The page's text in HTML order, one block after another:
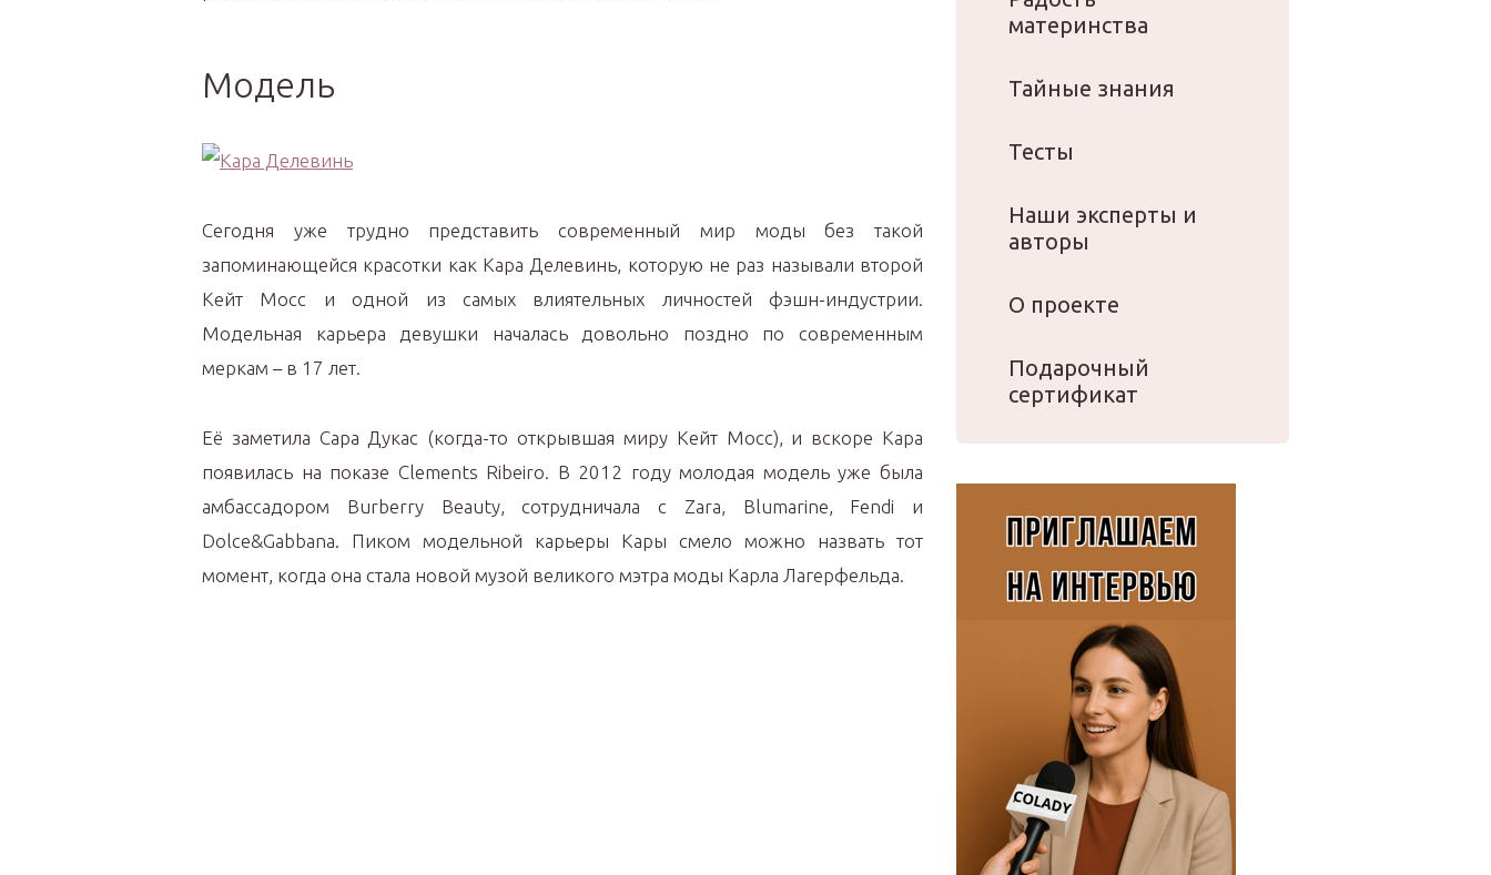
Модель
Сегодня уже трудно представить современный мир моды без такой
запоминающейся красотки как Кара Делевинь, которую не раз называли второй
Кейт Мосс и одной из самых влиятельных личностей фэшн-индустрии.
Модельная карьера девушки началась довольно поздно по современным
меркам – в 17 лет.
Её заметила Сара Дукас (когда-то открывшая миру Кейт Мосс), и вскоре Кара
появилась на показе Clements Ribeiro. В 2012 году молодая модель уже была
амбассадором Burberry Beauty, сотрудничала с Zara, Blumarine, Fendi и
Dolce&Gabbana. Пиком модельной карьеры Кары смело можно назвать тот
момент, когда она стала новой музой великого мэтра моды Карла Лагерфельда.
материнства
Тайные знания
Тесты
Наши эксперты и
авторы
О проекте
Подарочный
сертификат